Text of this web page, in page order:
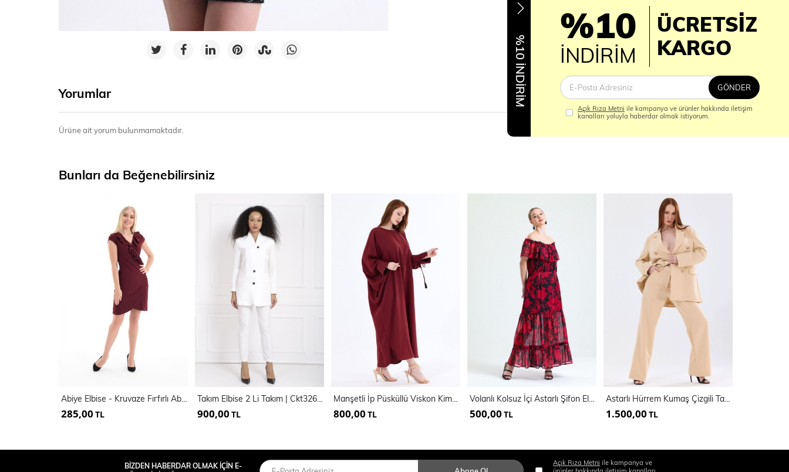
Yorumlar
Ürüne ait yorum bulunmamaktadır.
Bunları da Beğenebilirsiniz
Abiye Elbise - Kruvaze Fırfırlı Abiye Elbise | Elb31420
285,00 TL
Takım Elbise 2 Li Takım | Ckt32688
900,00 TL
Manşetli İp Püsküllü Viskon Kimono | KMN35008
800,00 TL
Volanlı Kolsuz İçi Astarlı Şifon Elbise | Elb34301
500,00 TL
Astarlı Hürrem Kumaş Çizgili Takım Elbise | Tk35550
1.500,00 TL
%10 İNDİRİM
%10
İNDİRİM
ÜCRETSİZ
KARGO
GÖNDER
Açık Rıza Metni ile kampanya ve ürünler hakkında iletişim
kanalları yoluyla haberdar olmak istiyorum.
BİZDEN HABERDAR OLMAK İÇİN E-
Açık Rıza Metni ile kampanya ve